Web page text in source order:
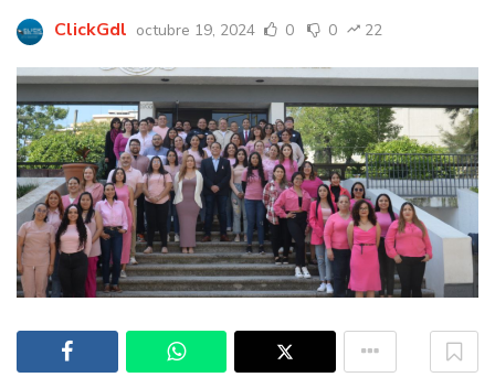
ClickGdl octubre 19, 2024 0 0 22